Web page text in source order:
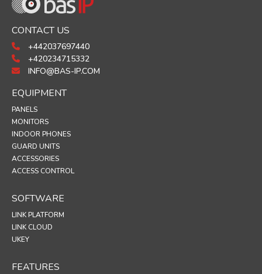
CONTACT US
+442037697440
+420234715332
INFO@BAS-IP.COM
EQUIPMENT
PANELS
MONITORS
INDOOR PHONES
GUARD UNITS
ACCESSORIES
ACCESS CONTROL
SOFTWARE
LINK PLATFORM
LINK CLOUD
UKEY
FEATURES